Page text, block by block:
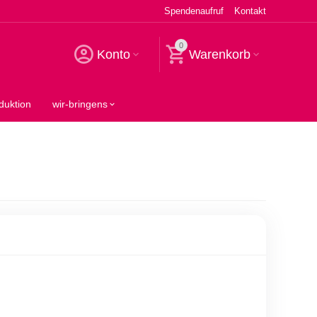
Spendenaufruf Kontakt
Konto
0
Warenkorb
wir-bringens